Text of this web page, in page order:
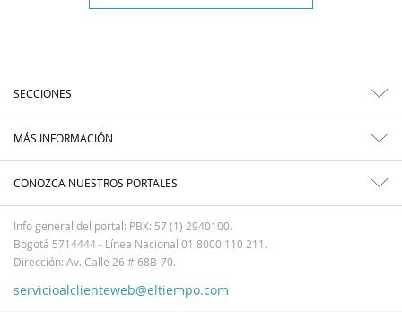
SECCIONES
MÁS INFORMACIÓN
CONOZCA NUESTROS PORTALES
Info general del portal: PBX: 57 (1) 2940100.
Bogotá 5714444 - Línea Nacional 01 8000 110 211.
Dirección: Av. Calle 26 # 68B-70.
servicioalclienteweb@eltiempo.com